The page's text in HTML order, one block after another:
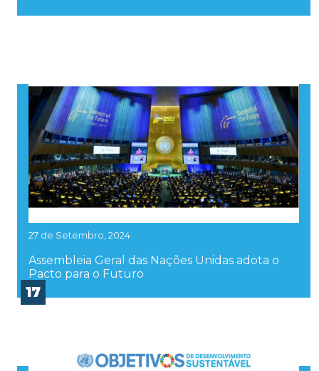
27 de Setembro, 2024
Assembleia Geral das Nações Unidas adota o
Pacto para o Futuro
17